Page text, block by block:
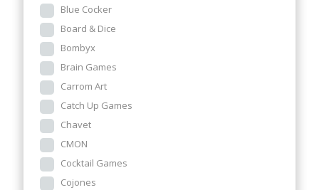
Blue Cocker
Board & Dice
Bombyx
Brain Games
Carrom Art
Catch Up Games
Chavet
CMON
Cocktail Games
Cojones